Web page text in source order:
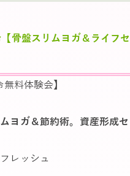
骨盤スリムヨガ＆ライフセ
料体験会】
ヨガ＆節約術。資産形成セ
レッシュ